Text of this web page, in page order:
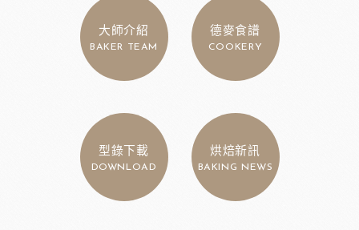
大師介紹
BAKER TEAM
德麥食譜
COOKERY
型錄下載
DOWNLOAD
烘焙新訊
BAKING NEWS